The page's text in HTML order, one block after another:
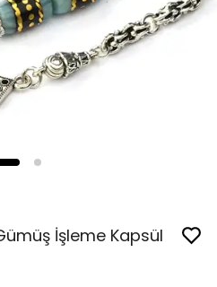
İşleme Kapsül